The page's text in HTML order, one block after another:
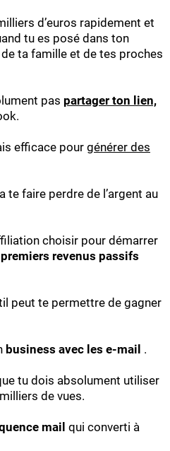
d’euros rapidement et
tu es posé dans ton
ta famille et de tes proches
pas partager ton lien,
efficace pour générer des
te faire perdre de l’argent au
choisir pour démarrer
revenus passifs
peut te permettre de gagner
business avec les e-mail .
tu dois absolument utiliser
de vues.
mail qui converti à